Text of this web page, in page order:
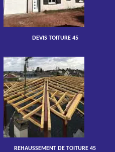
DEVIS TOITURE 45
REHAUSSEMENT DE TOITURE 45